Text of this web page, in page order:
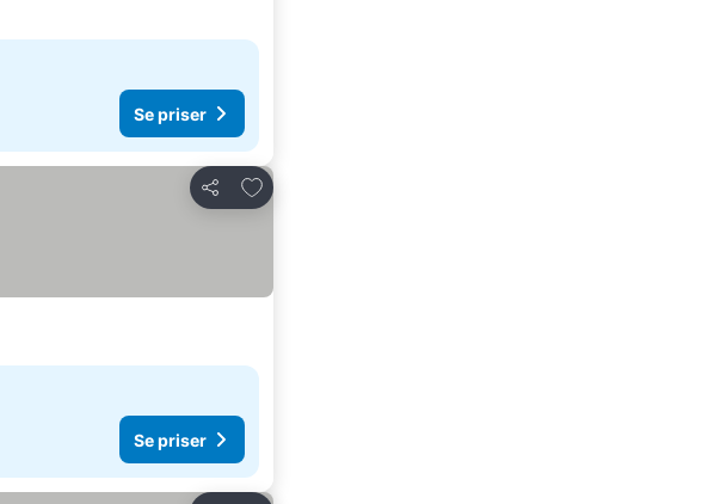
Se priser
Del
Legg til i favoritter
Se priser